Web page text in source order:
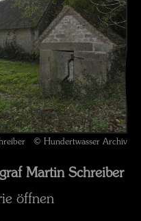
© Hundertwasser Archiv
Martin Schreiber
öffnen